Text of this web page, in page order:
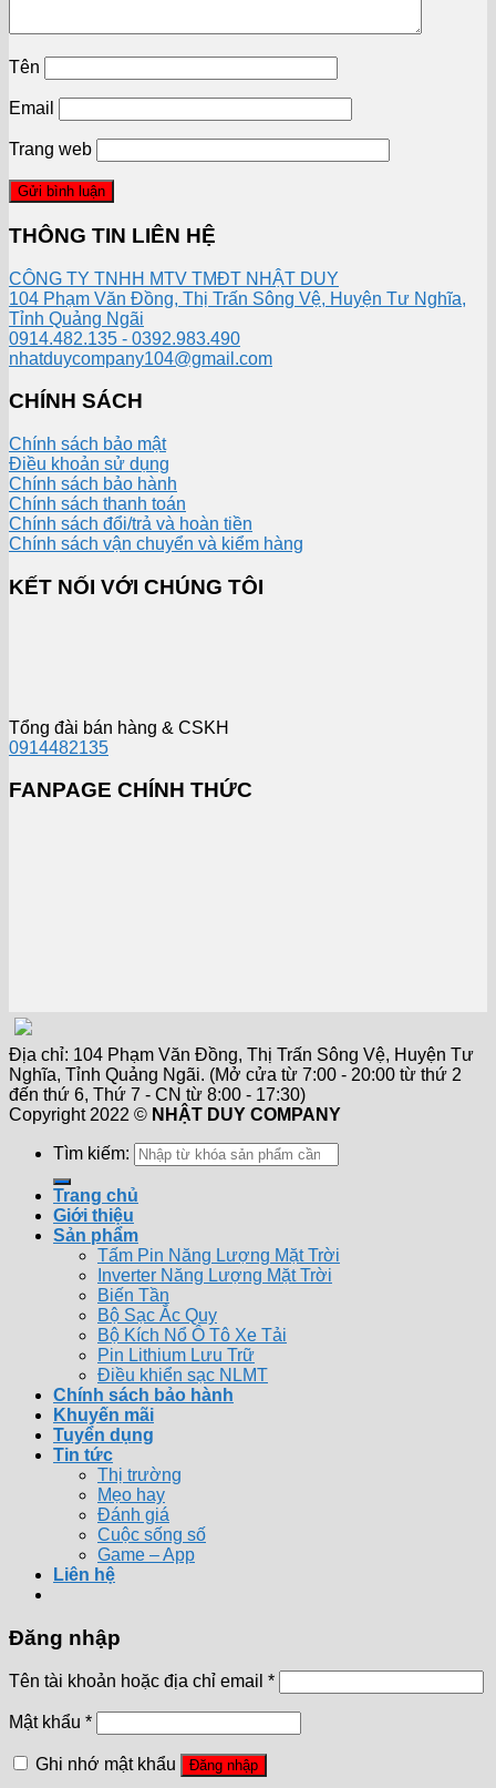
Tên
Email
Trang web
THÔNG TIN LIÊN HỆ
CÔNG TY TNHH MTV TMĐT NHẬT DUY
104 Phạm Văn Đồng, Thị Trấn Sông Vệ, Huyện Tư Nghĩa,
Tỉnh Quảng Ngãi
0914.482.135 - 0392.983.490
nhatduycompany104@gmail.com
CHÍNH SÁCH
Chính sách bảo mật
Điều khoản sử dụng
Chính sách bảo hành
Chính sách thanh toán
Chính sách đổi/trả và hoàn tiền
Chính sách vận chuyển và kiểm hàng
KẾT NỐI VỚI CHÚNG TÔI
Tổng đài bán hàng & CSKH
0914482135
FANPAGE CHÍNH THỨC
Địa chỉ: 104 Phạm Văn Đồng, Thị Trấn Sông Vệ, Huyện Tư
Nghĩa, Tỉnh Quảng Ngãi. (Mở cửa từ 7:00 - 20:00 từ thứ 2
đến thứ 6, Thứ 7 - CN từ 8:00 - 17:30)
Copyright 2022 © NHẬT DUY COMPANY
Tìm kiếm:
Trang chủ
Giới thiệu
Sản phẩm
Tấm Pin Năng Lượng Mặt Trời
Inverter Năng Lượng Mặt Trời
Biến Tần
Bộ Sạc Ắc Quy
Bộ Kích Nổ Ô Tô Xe Tải
Pin Lithium Lưu Trữ
Điều khiển sạc NLMT
Chính sách bảo hành
Khuyến mãi
Tuyển dụng
Tin tức
Thị trường
Mẹo hay
Đánh giá
Cuộc sống số
Game – App
Liên hệ
Đăng nhập
Tên tài khoản hoặc địa chỉ email *
Mật khẩu *
Ghi nhớ mật khẩu Đăng nhập